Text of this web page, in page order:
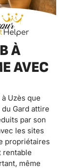
À
AVEC
Uzès que
Gard attire
par son
les sites
propriétaires
rentable
même